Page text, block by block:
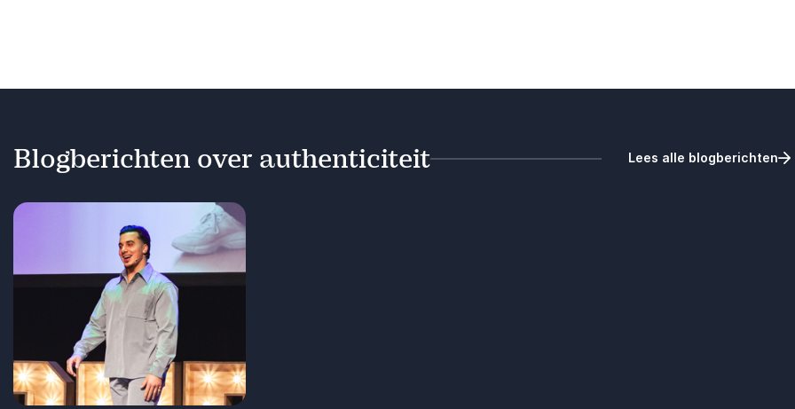
Blogberichten over authenticiteit Lees alle blogberichten